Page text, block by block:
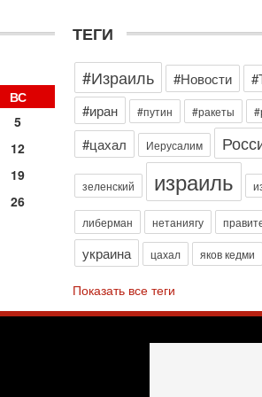
В
ВС
5
12
19
26
ТЕГИ
#Израиль
#Новости
#иран
#путин #ракеты
#цахал Иерусалим
зеленский израиль
либерман нетаниягу
украина цахал яков кедми
Показать все теги